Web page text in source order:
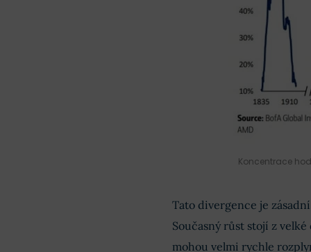
Koncentrace
Tato divergence je
Současný růst stojí z
mohou velmi rychle